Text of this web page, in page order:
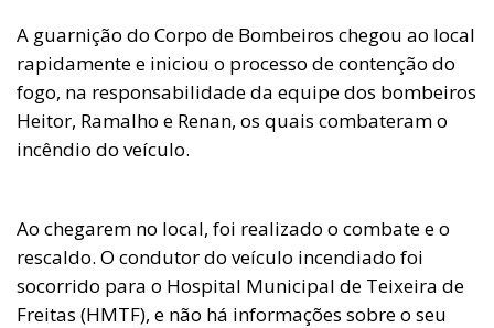
A guarnição do Corpo de Bombeiros chegou ao local
rapidamente e iniciou o processo de contenção do
fogo, na responsabilidade da equipe dos bombeiros
Heitor, Ramalho e Renan, os quais combateram o
incêndio do veículo.
Ao chegarem no local, foi realizado o combate e o
rescaldo. O condutor do veículo incendiado foi
socorrido para o Hospital Municipal de Teixeira de
Freitas (HMTF), e não há informações sobre o seu